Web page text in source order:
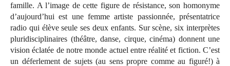
famille. A l’image de cette figure de résistance, son homonyme
d’aujourd’hui est une femme artiste passionnée, présentatrice
radio qui élève seule ses deux enfants. Sur scène, six interprètes
pluridisciplinaires (théâtre, danse, cirque, cinéma) donnent une
vision éclatée de notre monde actuel entre réalité et fiction. C’est
un déferlement de sujets (au sens propre comme au figuré!) à